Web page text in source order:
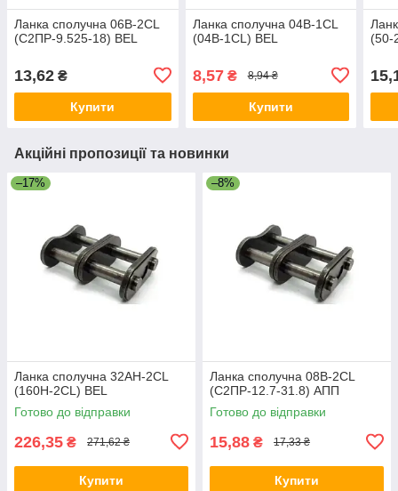
Ланка сполучна 06B-2CL
(С2ПР-9.525-18) BEL
13,62 ₴
Купити
Ланка сполучна 04B-1CL
(04B-1CL) BEL
8,57₴ 8,94 ₴
Купити
(50-
Акційні пропозиції та новинки
–17%
Ланка сполучна 32AH-2CL
(160H-2CL) BEL
Готово до відправки
226,35 ₴ 271,62 ₴
Купити
–8%
Ланка сполучна 08B-2CL
(С2ПР-12.7-31.8) АПП
Готово до відправки
15,88 ₴ 17,33 ₴
Купити